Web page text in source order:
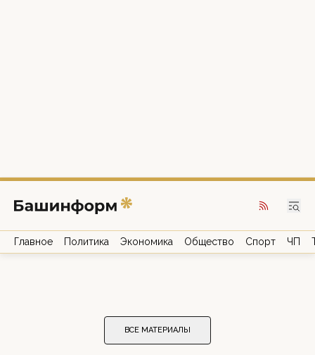
Главное Политика Экономика Общество Спорт ЧП
ВСЕ МАТЕРИАЛЫ